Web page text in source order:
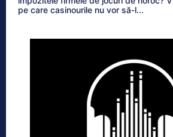
pe care casinourile nu vor să-l...